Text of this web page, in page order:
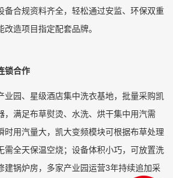
备合规资料齐全，轻松通过安监、环保双重
造项目指定配套品牌。
锁合作
业园、星级酒店集中洗衣基地，批量采购凯
，满足布草熨烫、水洗、烘干集中用汽需
时用汽量大，凯大变频模块可根据布草处理
需全天保温空烧；设备体积小巧，可放置洗
建锅炉房，多家产业园运营3年持续追加采